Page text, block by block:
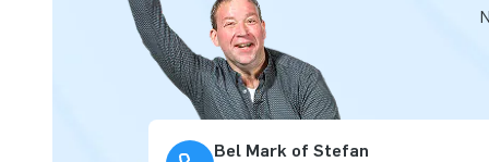
Bel Mark of Stefan